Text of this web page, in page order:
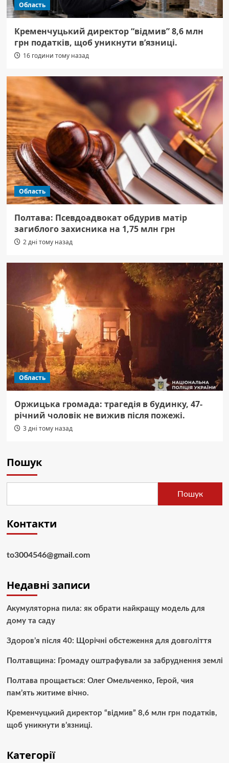
Область
Кременчуцький директор “відмив” 8,6 млн
грн податків, щоб уникнути в’язниці.
16 години тому назад
Область
Полтава: Псевдоадвокат обдурив матір
загиблого захисника на 1,75 млн грн
2 дні тому назад
Область
Оржицька громада: трагедія в будинку, 47-
річний чоловік не вижив після пожежі.
3 дні тому назад
Пошук
Пошук
Контакти
to3004546@gmail.com
Недавні записи
Акумуляторна пила: як обрати найкращу модель для
дому та саду
Здоров’я після 40: Щорічні обстеження для довголіття
Полтавщина: Громаду оштрафували за забруднення землі
Полтава прощається: Олег Омельченко, Герой, чия
пам’ять житиме вічно.
Кременчуцький директор “відмив” 8,6 млн грн податків,
щоб уникнути в’язниці.
Категорії